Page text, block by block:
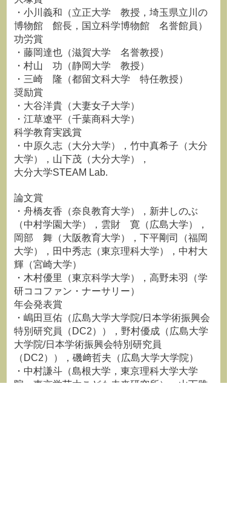
・小川義和（立正大学 教授，埼玉県立川の
博物館 館長，国立科学博物館 名誉館員）
功労賞
・藤岡達也（滋賀大学 名誉教授）
・村山 功（静岡大学 教授）
・三崎 隆（都留文科大学 特任教授）
奨励賞
・大谷洋貴（大妻女子大学）
・江草遼平（千葉商科大学）
科学教育実践賞
・中原久志（大分大学），竹中真希子（大分
大学），山下茂（大分大学），
大分大学STEAM Lab.
論文賞
・舟橋友香（奈良教育大学），新井しのぶ
（中村学園大学），雲財 寛（広島大学），
岡部 舞（大阪教育大学），下平剛司（福岡
大学），田中秀志（東京理科大学），中村大
輝（宮崎大学）
・木村優里（東京科学大学），高野未羽（学
研ココファン・ナーサリー）
年会発表賞
・嶋田亘佑（広島大学大学院/日本学術振興会
特別研究員（DC2）），野村優成（広島大学
大学院/日本学術振興会特別研究員
（DC2）），磯﨑哲夫（広島大学大学院）
・中村謙斗（島根大学，東京理科大学大学
院，東京学芸大こども未来研究所），山下雅